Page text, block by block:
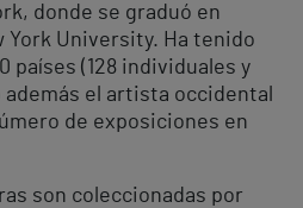
donde se graduó en
York University. Ha tenido
países (128 individuales y
el artista occidental
de exposiciones en
son coleccionadas por